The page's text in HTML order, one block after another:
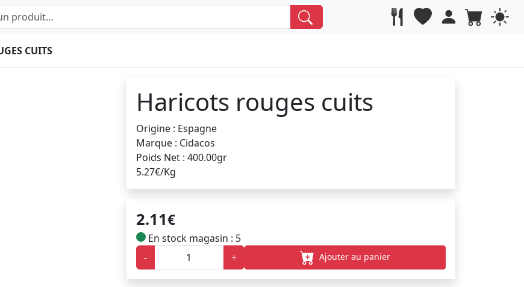
CUITS
Haricots rouges cuits
Origine : Espagne
Marque : Cidacos
Poids Net : 400.00gr
5.27€/Kg
2.11€
En stock magasin : 5
-
+ Ajouter au panier